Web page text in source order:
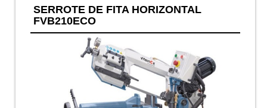
SERROTE DE FITA HORIZONTAL
FVB210ECO